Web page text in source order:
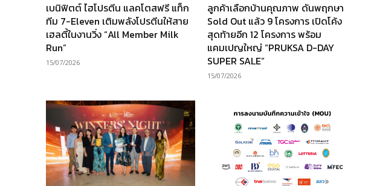
เบนิฟิตต์ ไฮโปรตีน แลคโตสฟรี แท็ก
ทีม 7-Eleven เติมพลังโปรตีนให้สาย
เฮลตี้ในงานวิ่ง “All Member Milk
Run”
15/07/2026
ลูกค้าเลือกบ้านคุณภาพ ดันพฤกษา
Sold Out แล้ว 9 โครงการ เปิดโค้ง
สุดท้ายอีก 12 โครงการ พร้อม
แคมเปญใหญ่ “PRUKSA D-DAY
SUPER SALE”
15/07/2026